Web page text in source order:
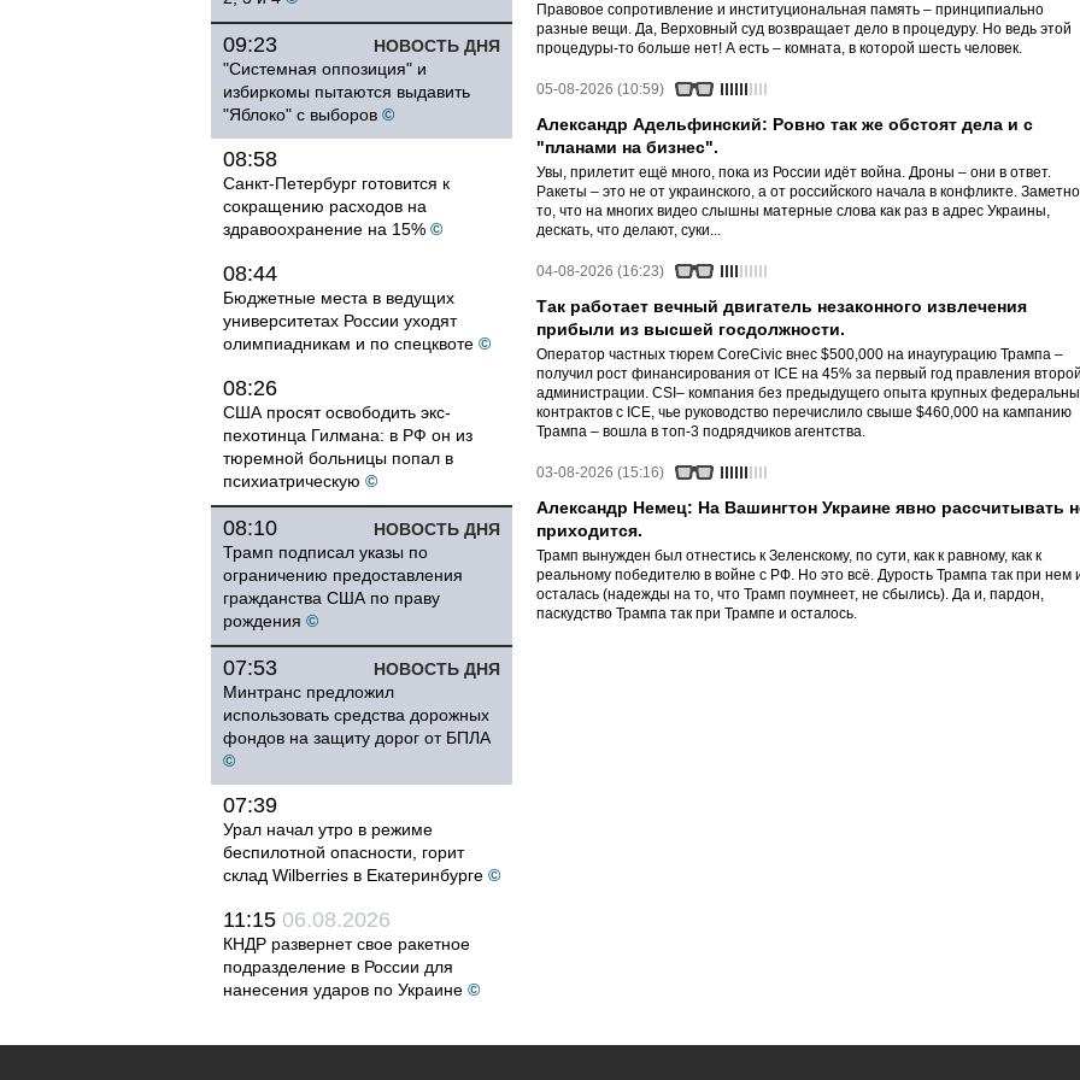
НОВОСТЬ ДНЯ
09:23
"Системная оппозиция" и
избиркомы пытаются выдавить
"Яблоко" с выборов ©
08:58
Санкт-Петербург готовится к
сокращению расходов на
здравоохранение на 15% ©
08:44
Бюджетные места в ведущих
университетах России уходят
олимпиадникам и по спецквоте ©
08:26
США просят освободить экс-
пехотинца Гилмана: в РФ он из
тюремной больницы попал в
психиатрическую ©
НОВОСТЬ ДНЯ
08:10
Трамп подписал указы по
ограничению предоставления
гражданства США по праву
рождения ©
НОВОСТЬ ДНЯ
07:53
Минтранс предложил
использовать средства дорожных
фондов на защиту дорог от БПЛА
©
07:39
Урал начал утро в режиме
беспилотной опасности, горит
склад Wilberries в Екатеринбурге ©
11:15 06.08.2026
КНДР развернет свое ракетное
подразделение в России для
нанесения ударов по Украине ©
Правовое сопротивление и институциональная память – принципиально
разные вещи. Да, Верховный суд возвращает дело в процедуру. Но ведь этой
процедуры-то больше нет! А есть – комната, в которой шесть человек.
05-08-2026 (10:59)
Александр Адельфинский: Ровно так же обстоят дела и с
"планами на бизнес".
Увы, прилетит ещё много, пока из России идёт война. Дроны – они в ответ.
Ракеты – это не от украинского, а от российского начала в конфликте.
то, что на многих видео слышны матерные слова как раз в адрес Украины,
дескать, что делают, суки...
04-08-2026 (16:23)
Так работает вечный двигатель незаконного извлечения
прибыли из высшей госдолжности.
Оператор частных тюрем CoreCivic внес $500,000 на инаугурацию Трампа –
получил рост финансирования от ICE на 45% за первый год правления второй
администрации. CSI– компания без предыдущего опыта крупных
контрактов с ICE, чье руководство перечислило свыше $460,000 на кампанию
Трампа – вошла в топ-3 подрядчиков агентства.
03-08-2026 (15:16)
Александр Немец: На Вашингтон Украине явно рассчитывать
приходится.
Трамп вынужден был отнестись к Зеленскому, по сути, как к равному, как к
реальному победителю в войне с РФ. Но это всё. Дурость Трампа так при нем
осталась (надежды на то, что Трамп поумнеет, не сбылись). Да и, пардон,
паскудство Трампа так при Трампе и осталось.